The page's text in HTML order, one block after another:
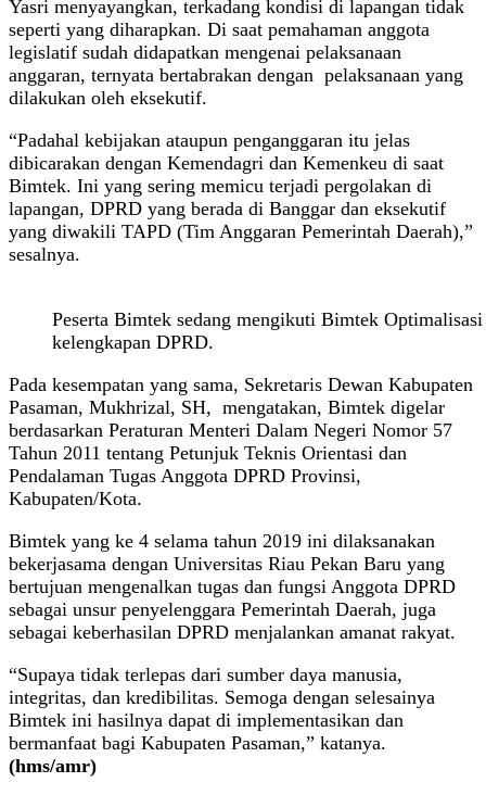
Yasri menyayangkan, terkadang kondisi di lapangan tidak
seperti yang diharapkan. Di saat pemahaman anggota
legislatif sudah didapatkan mengenai pelaksanaan
anggaran, ternyata bertabrakan dengan pelaksanaan yang
dilakukan oleh eksekutif.
“Padahal kebijakan ataupun penganggaran itu jelas
dibicarakan dengan Kemendagri dan Kemenkeu di saat
Bimtek. Ini yang sering memicu terjadi pergolakan di
lapangan, DPRD yang berada di Banggar dan eksekutif
yang diwakili TAPD (Tim Anggaran Pemerintah Daerah),”
sesalnya.
Peserta Bimtek sedang mengikuti Bimtek
kelengkapan DPRD.
Pada kesempatan yang sama, Sekretaris Dewan Kabupaten
Pasaman, Mukhrizal, SH, mengatakan, Bimtek digelar
berdasarkan Peraturan Menteri Dalam Negeri Nomor 57
Tahun 2011 tentang Petunjuk Teknis Orientasi dan
Pendalaman Tugas Anggota DPRD Provinsi,
Kabupaten/Kota.
Bimtek yang ke 4 selama tahun 2019 ini dilaksanakan
bekerjasama dengan Universitas Riau Pekan Baru yang
bertujuan mengenalkan tugas dan fungsi Anggota DPRD
sebagai unsur penyelenggara Pemerintah Daerah, juga
sebagai keberhasilan DPRD menjalankan amanat rakyat.
“Supaya tidak terlepas dari sumber daya manusia,
integritas, dan kredibilitas. Semoga dengan selesainya
Bimtek ini hasilnya dapat di implementasikan dan
bermanfaat bagi Kabupaten Pasaman,” katanya.
(hms/amr)